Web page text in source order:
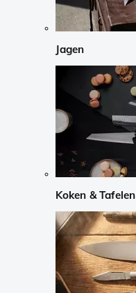
Jagen
Koken & Tafelen